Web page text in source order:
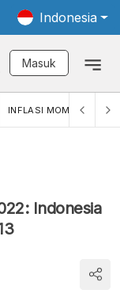
Indonesia
Masuk
INFLASI MOM (APR)
Indonesia